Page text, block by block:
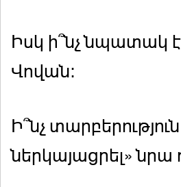
Իսկ ի՞նչ նպատակ
Վովան:
Ի՞նչ
ներկայացրել» նրա